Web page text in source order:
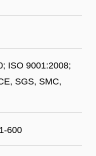
ISO 9001:2008;
SGS, SMC,
600